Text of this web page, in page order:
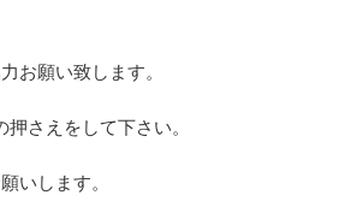
お願い致します。
さえをして下さい。
いします。